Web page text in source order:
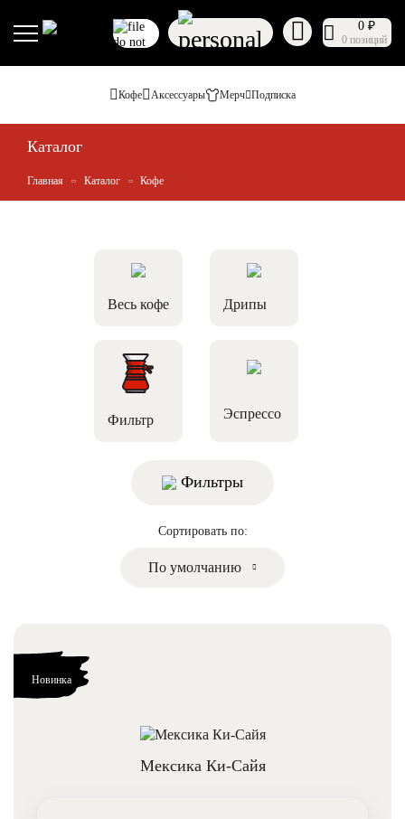
0 ₽
0 позиций
Кофе Аксессуары Мерч Подписка
Каталог
Главная Каталог Кофе
Весь кофе Дрипы
Фильтр Эспрессо
Фильтры
Сортировать по:
По умолчанию
Цена:
От
1 824.50 2 536.75
Новинка
Мексика Ки-Сайя